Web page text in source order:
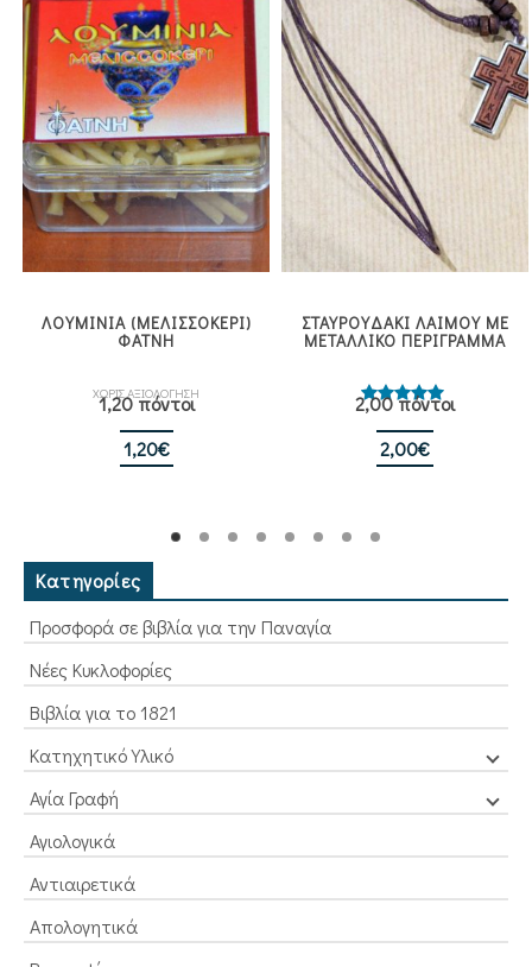
ΛΟΥΜΙΝΙΑ (ΜΕΛΙΣΣΟΚΕΡΙ)
ΦΑΤΝΗ
ΧΩΡΙΣ ΑΞΙΟΛΟΓΗΣΗ
1,20 πόντοι
1,20€
ΣΤΑΥΡΟΥΔΑΚΙ ΛΑΙΜΟΥ ΜΕ
ΜΕΤΑΛΛΙΚΟ ΠΕΡΙΓΡΑΜΜΑ
Βαθμολογήθηκε
με5.00
από 5
2,00 πόντοι
2,00€
Κατηγορίες
Προσφορά σε βιβλία για την Παναγία
Νέες Κυκλοφορίες
Βιβλία για το 1821
Κατηχητικό Υλικό
Αγία Γραφή
Αγιολογικά
Αντιαιρετικά
Απολογητικά